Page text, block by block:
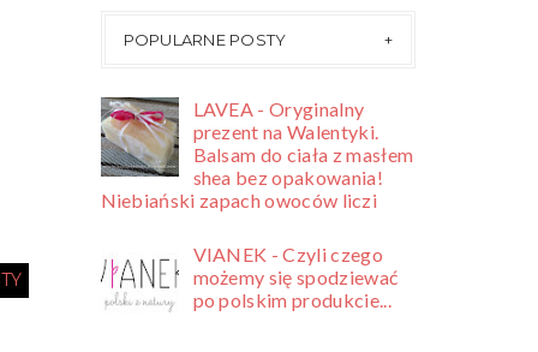
POPULARNE POSTY
LAVEA - Oryginalny
prezent na Walentyki.
Balsam do ciała z masłem
shea bez opakowania!
Niebiański zapach owoców liczi
VIANEK - Czyli czego
możemy się spodziewać
po polskim produkcie...